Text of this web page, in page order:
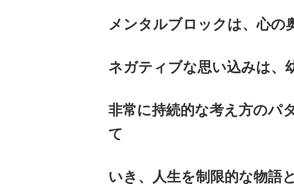
メンタルブロックは、心の
ネガティブな思い込みは、
非常に持続的な考え方のパ
て
いき、人生を制限的な物語